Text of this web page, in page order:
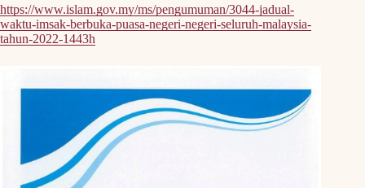
https://www.islam.gov.my/ms/pengumuman/3044-jadual-
waktu-imsak-berbuka-puasa-negeri-negeri-seluruh-malaysia-
tahun-2022-1443h